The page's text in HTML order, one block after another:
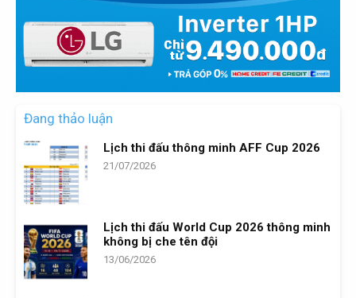
Đang thảo luận
Lịch thi đấu thông minh AFF Cup 2026
21/07/2026
Lịch thi đấu World Cup 2026 thông minh
không bị che tên đội
13/06/2026